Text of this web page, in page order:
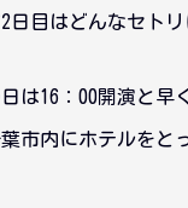
日目はどんなセト
は16：00開演と早
市内にホテルをと